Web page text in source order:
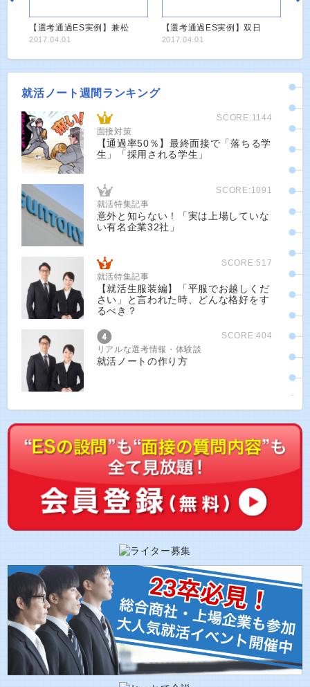
【選考通過ES実例】兼松
2017.04.01
【選考通過ES実例】双日
2017.04.01
就活ノート週間ランキング
SCORE:1144
面接対策
【通過率50％】最終面接で「落ちる学
生」「採用される学生」
SCORE:1091
就活特集記事
意外と知らない！「実は上場していな
い有名企業32社」
SCORE:517
就活特集記事
【就活生服装編】「平服でお越しくだ
さい」と言われた時、どんな格好をす
るべき？
SCORE:404
リアルな選考情報・体験談
就活ノートの作り方